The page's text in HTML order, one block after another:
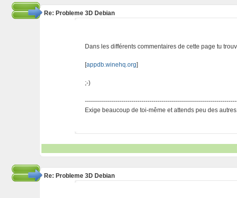
Re: Probleme 3D Debian
Dans les différents commentaires de cette page tu
[appdb.winehq.org]
;-)
Exige beaucoup de toi-même et attends peu des
Re: Probleme 3D Debian